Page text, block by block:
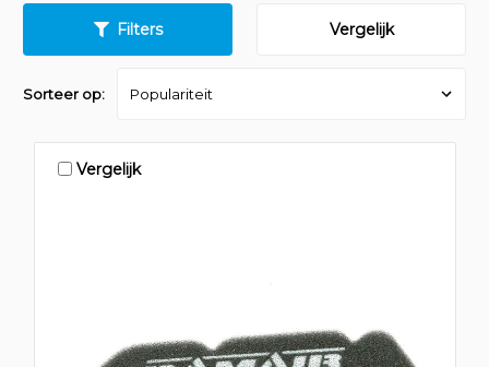
Filters Vergelijk
Sorteer op:
Vergelijk